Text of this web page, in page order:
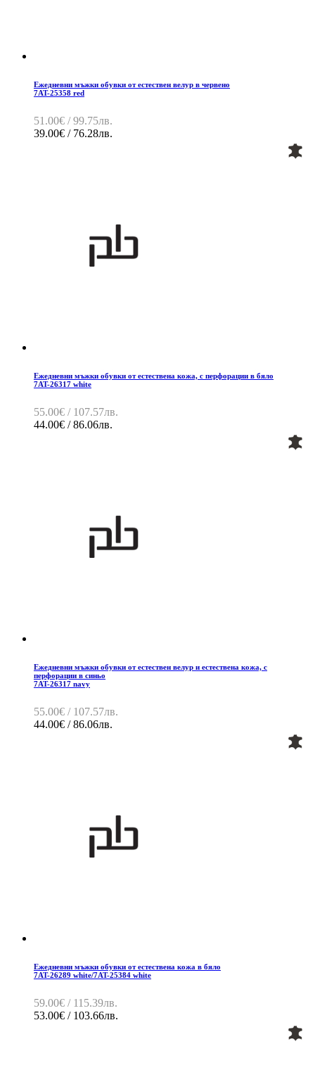
Ежедневни мъжки обувки от естествен велур в червено
7AT-25358 red
51.00€ / 99.75лв.
39.00€ / 76.28лв.
Ежедневни мъжки обувки от естествена кожа, с перфорации в бяло
7AT-26317 white
55.00€ / 107.57лв.
44.00€ / 86.06лв.
Ежедневни мъжки обувки от естествен велур и естествена кожа, с
перфорации в синьо
7AT-26317 navy
55.00€ / 107.57лв.
44.00€ / 86.06лв.
Ежедневни мъжки обувки от естествена кожа в бяло
7AT-26289 white/7AT-25384 white
59.00€ / 115.39лв.
53.00€ / 103.66лв.